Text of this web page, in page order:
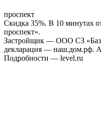
проспект
Скидка 35%. В 10 минутах
проспект».
Застройщик — ООО СЗ
декларация — наш.дом.рф.
Подробности — level.ru